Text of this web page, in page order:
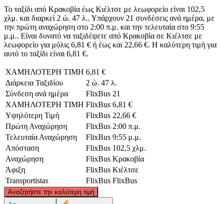
Το ταξίδι από Κρακοβία έως Κιέλτσε με λεωφορείο είναι 102,5
χλμ. και διαρκεί 2 ώ. 47 λ.. Υπάρχουν 21 συνδέσεις ανά ημέρα, με
την πρώτη αναχώρηση στο 2:00 π.μ. και την τελευταία στο 9:55
μ.μ.. Είναι δυνατό να ταξιδέψετε από Κρακοβία σε Κιέλτσε με
λεωφορείο για μόλις 6,81 € ή έως και 22,66 €. Η καλύτερη τιμή για
αυτό το ταξίδι είναι 6,81 €.
ΧΑΜΗΛΟΤΕΡΗ ΤΙΜΗ 6,81 €
Διάρκεια Ταξιδίου
2 ώ. 47 λ.
Σύνδεση ανά ημέρα
FlixBus 21
ΧΑΜΗΛΟΤΕΡΗ ΤΙΜΗ FlixBus 6,81 €
Υψηλότερη Τιμή
FlixBus 22,66 €
Πρώτη Αναχώρηση
FlixBus 2:00 π.μ.
Τελευταία Αναχώρηση
FlixBus 9:55 μ.μ.
Απόσταση
FlixBus 102,5 χλμ.
Αναχώρηση
FlixBus Κρακοβία
Άφιξη
FlixBus Κιέλτσε
Transportistas
FlixBus FlixBus
Αναζητήστε την καλύτερη τιμή
©CARTO, ©